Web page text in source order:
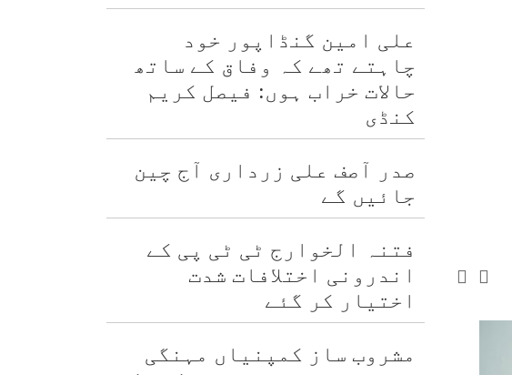
علی امین گنڈاپور خود
چاہتے تھے کہ وفاق کے ساتھ
حالات خراب ہوں: فیصل کریم
کنڈی
صدر آصف علی زرداری آج چین
جائیں گے
فتنہ الخوارج ٹی ٹی پی کے
اندرونی اختلافات شدت
اختیار کر گئے
مشروب ساز کمپنیاں مہنگی